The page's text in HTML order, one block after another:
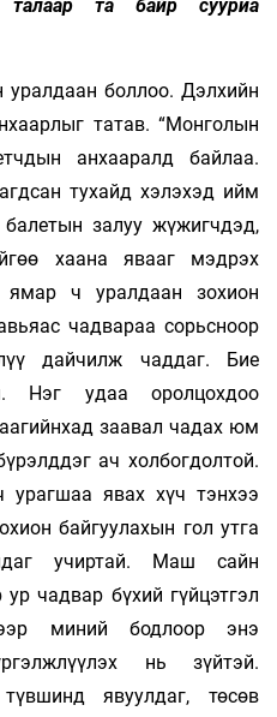
та байр сууриа
боллоо. Дэлхийн
татав. “Монголын
анхааралд байлаа.
тухайд хэлэхэд ийм
залуу жүжигчдэд,
хаана явааг мэдрэх
ч уралдаан зохион
чадвараа сорьсноор
дайчилж чаддаг. Бие
Нэг удаа оролцохдоо
заавал чадах юм
ач холбогдолтой.
урагшаа явах хүч тэнхээ
байгуулахын гол утга
учиртай. Маш сайн
чадвар бүхий гүйцэтгэл
миний бодлоор энэ
нь зүйтэй.
явуулдаг, төсөв